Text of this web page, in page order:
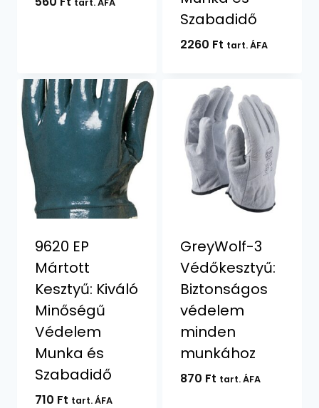
Szabadidő
2260 Ft tart. ÁFA
9620 EP
Mártott
Kesztyű: Kiváló
Minőségű
Védelem
Munka és
Szabadidő
710 Ft tart. ÁFA
GreyWolf-3
Védőkesztyű:
Biztonságos
védelem
minden
munkához
870 Ft tart. ÁFA